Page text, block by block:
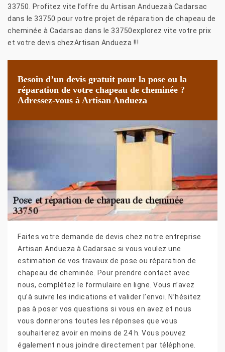
33750. Profitez vite l’offre du Artisan Anduezaà Cadarsac
dans le 33750 pour votre projet de réparation de chapeau de
cheminée à Cadarsac dans le 33750explorez vite votre prix
et votre devis chezArtisan Andueza !!!
Besoin d’un devis gratuit pour la pose ou la
réparation de votre chapeau de cheminée ?
Adressez-vous à Artisan Andueza
Faites votre demande de devis chez notre entreprise
Artisan Andueza à Cadarsac si vous voulez une
estimation de vos travaux de pose ou réparation de
chapeau de cheminée. Pour prendre contact avec
nous, complétez le formulaire en ligne. Vous n’avez
qu’à suivre les indications et valider l’envoi. N’hésitez
pas à poser vos questions si vous en avez et nous
vous donnerons toutes les réponses que vous
souhaiterez avoir en moins de 24 h. Vous pouvez
également nous joindre directement par téléphone.